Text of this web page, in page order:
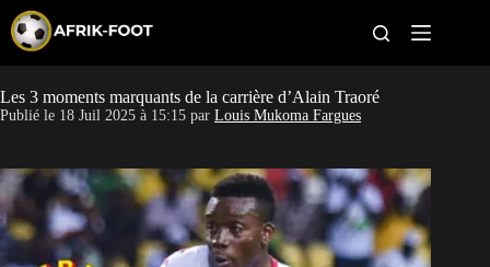
p
t
o
c
n
t
e
n
CAN féminine
Pays
Clubs
Les 3 moments marquants de la carrière d’Alain Traoré
Publié le 18 Juil 2025 à 15:15 par Louis Mukoma Fargues